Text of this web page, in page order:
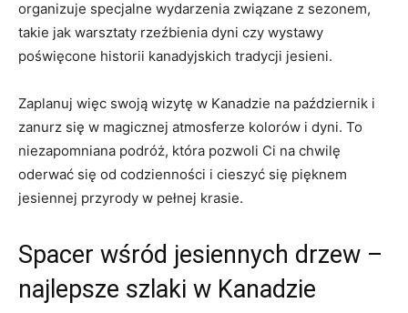
organizuje specjalne wydarzenia‌ związane z ⁣sezonem,
takie jak warsztaty rzeźbienia dyni czy wystawy
poświęcone historii kanadyjskich tradycji jesieni.
Zaplanuj więc swoją wizytę ‌w Kanadzie na październik i
zanurz się ⁤w magicznej atmosferze kolorów i dyni. To
niezapomniana podróż,‍ która pozwoli Ci na ​chwilę
oderwać się od codzienności i cieszyć się pięknem
jesiennej przyrody w pełnej krasie.
Spacer wśród jesiennych⁣ drzew –
najlepsze szlaki w Kanadzie